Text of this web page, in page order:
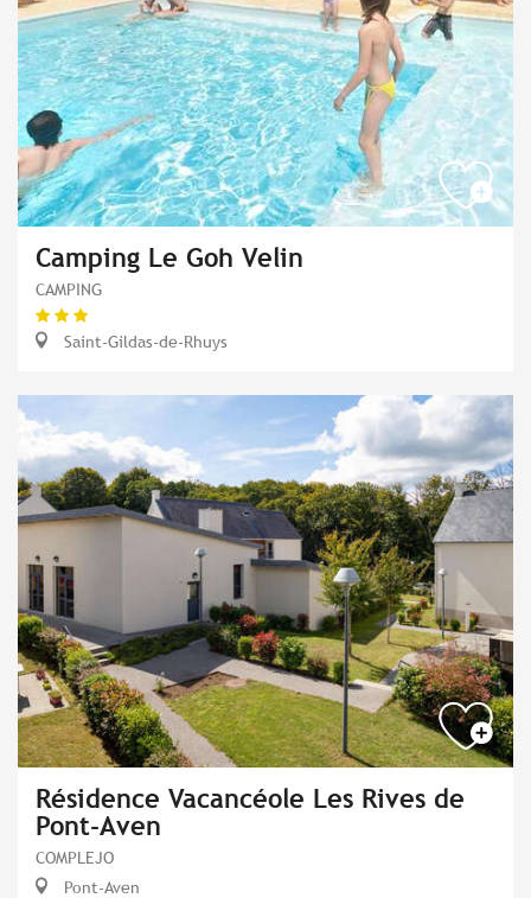
Camping Le Goh Velin
CAMPING
Saint-Gildas-de-Rhuys
Résidence Vacancéole Les Rives de
Pont-Aven
COMPLEJO
Pont-Aven